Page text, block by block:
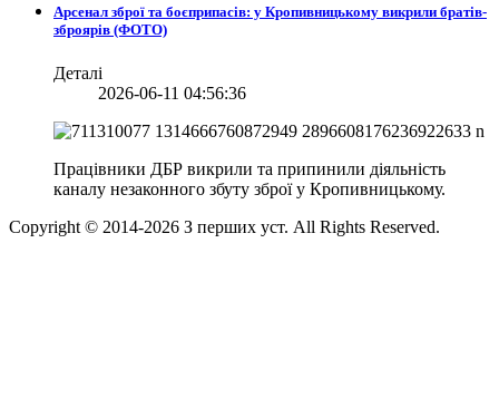
Арсенал зброї та боєприпасів: у Кропивницькому викрили братів-
зброярів (ФОТО)
Деталі
2026-06-11 04:56:36
Працівники ДБР викрили та припинили діяльність
каналу незаконного збуту зброї у Кропивницькому.
Copyright © 2014-2026 З перших уст. All Rights Reserved.